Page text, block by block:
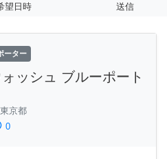
望日時 送信
ーター
ッシュ ブルーポート
東京都
0